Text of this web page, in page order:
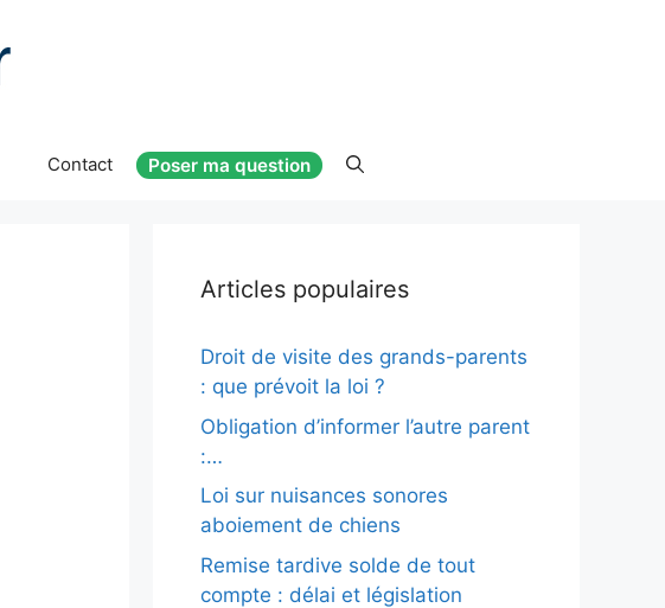
Contact Poser ma question
Articles populaires
Droit de visite des grands-parents
: que prévoit la loi ?
Obligation d’informer l’autre parent
:…
Loi sur nuisances sonores
aboiement de chiens
Remise tardive solde de tout
compte : délai et législation